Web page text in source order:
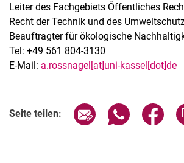
Leiter des Fachgebiets Öffentliches
Recht der Technik und des
Beauftragter für ökologische
Tel: +49 561 804-3130
E-Mail: a.rossnagel[at]uni-kassel[dot]de
Seite teilen: Seite über E-Mail
Seite über